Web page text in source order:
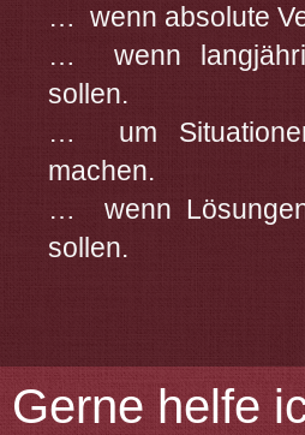
… wenn absolute
… wenn
sollen.
… um
machen.
… wenn
sollen.
Gerne helfe